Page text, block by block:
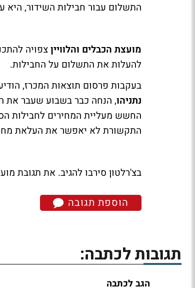
התשלום עבור חבילות השידור, היא
מועצת הכבלים והלווייןצפויה
להעלות את התשלום על החבילות.
בעקבות פרסום תוצאות המכרז,
נתניהו, הנחה כבר בשבוע שעבר את
החשש מעליית המחירים לחבילות
התקשורת לא יאפשר את העלאת
בצ'רלטון סירבו להגיב. את תגובת
הוספת תגובה
תגובות לכתבה:
הגב לכתבה